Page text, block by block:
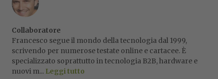
Collaboratore
Francesco segue il mondo della tecnologia dal 1999,
scrivendo per numerose testate online e cartacee. È
specializzato soprattutto in tecnologia B2B, hardware e
nuovi m... Leggi tutto